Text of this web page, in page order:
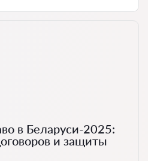
в Беларуси-2025:
и защиты